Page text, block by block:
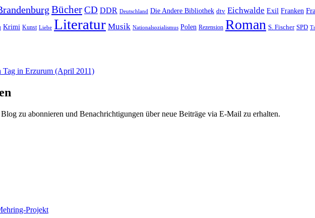
BücherCD DDR Deutschland Die Andere Bibliothek dtv Eichwalde Exil Franken
Krimi Kunst Liebe Literatur Musik Nationalsozialismus Polen Rezension Roman S. Fischer SPD
zu abonnieren und Benachrichtigungen über neue Beiträge via E-Mail zu erhalten.
Projekt